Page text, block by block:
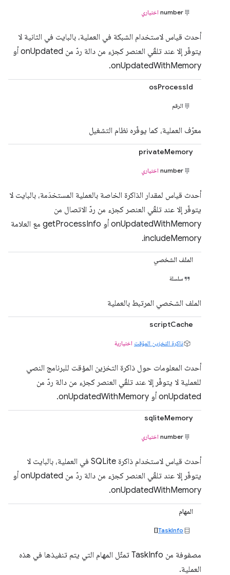
number اختياري
أحدث قياس لاستخدام الشبكة في العملية، بالبايت في الثانية لا
يتوفّر إلا عند تلقّي العنصر كجزء من دالة ردّ من onUpdated أو
onUpdatedWithMemory.
osProcessId
الرقم
معرّف العملية، كما يوفّره نظام التشغيل
privateMemory
number اختياري
أحدث قياس لمقدار الذاكرة الخاصة بالعملية المستخدَمة، بالبايت لا
يتوفّر إلا عند تلقّي العنصر كجزء من ردّ الاتصال من
onUpdatedWithMemory أو getProcessInfo مع العلامة
includeMemory.
الملف الشخصي
سلسلة
الملف الشخصي المرتبط بالعملية
scriptCache
ذاكرة التخزين المؤقت اختيارية
أحدث المعلومات حول ذاكرة التخزين المؤقت للبرنامج النصي
للعملية لا يتوفّر إلا عند تلقّي العنصر كجزء من دالة ردّ من
onUpdated أو onUpdatedWithMemory.
sqliteMemory
number اختياري
أحدث قياس لاستخدام ذاكرة SQLite في العملية، بالبايت لا
يتوفّر إلا عند تلقّي العنصر كجزء من دالة ردّ من onUpdated أو
onUpdatedWithMemory.
المهام
TaskInfo
[]
مصفوفة من TaskInfo تمثّل المهام التي يتم تنفيذها في هذه
العملية.